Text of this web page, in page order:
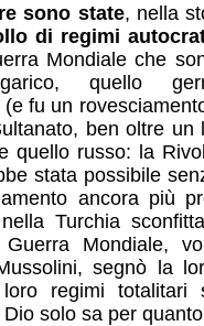
sono state, nella
di regimi
Mondiale che
quello
fu un
ben oltre un
quello russo: la
stata possibile
ancora più
Turchia
Guerra Mondiale,
segnò la
regimi totalitari
solo sa per